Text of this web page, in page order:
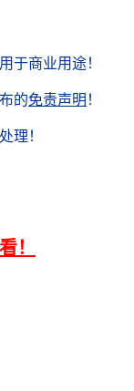
于商业用途！
的免责声明 ！
理！
！